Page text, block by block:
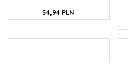
54,94 PLN